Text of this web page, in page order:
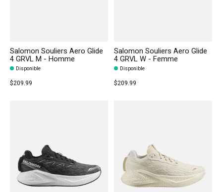
Salomon Souliers Aero Glide
4 GRVL M - Homme
Disponible
$209.99
Salomon Souliers Aero Glide
4 GRVL W - Femme
Disponible
$209.99